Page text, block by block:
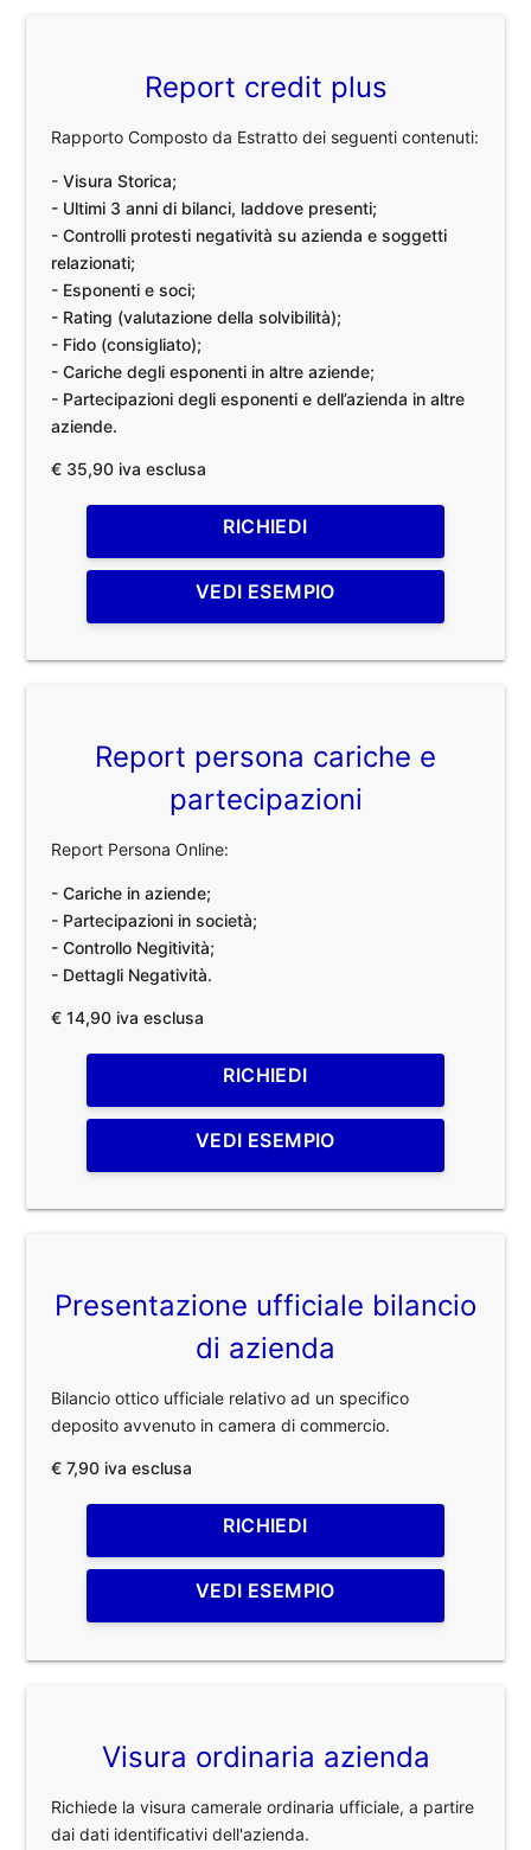
Report credit plus
Rapporto Composto da Estratto dei seguenti contenuti:
- Visura Storica;
- Ultimi 3 anni di bilanci, laddove presenti;
- Controlli protesti negatività su azienda e soggetti
relazionati;
- Esponenti e soci;
- Rating (valutazione della solvibilità);
- Fido (consigliato);
- Cariche degli esponenti in altre aziende;
- Partecipazioni degli esponenti e dell’azienda in altre
aziende.
€ 35,90 iva esclusa
RICHIEDI
VEDI ESEMPIO
Report persona cariche e
partecipazioni
Report Persona Online:
- Cariche in aziende;
- Partecipazioni in società;
- Controllo Negitività;
- Dettagli Negatività.
€ 14,90 iva esclusa
RICHIEDI
VEDI ESEMPIO
Presentazione ufficiale bilancio
di azienda
Bilancio ottico ufficiale relativo ad un specifico
deposito avvenuto in camera di commercio.
€ 7,90 iva esclusa
RICHIEDI
VEDI ESEMPIO
Visura ordinaria azienda
Richiede la visura camerale ordinaria ufficiale, a partire
dai dati identificativi dell'azienda.